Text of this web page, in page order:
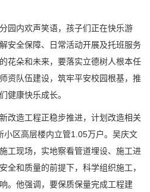
园内欢声笑语，孩子们正在快乐游
安全保障、日常活动开展及托班服务
花朵和未来，要落实立德树人根本任
资队伍建设，筑牢平安校园根基，推
健康快乐成长。
改造工程正稳步推进，计划改造相关
小区高层楼内立管1.05万户。吴庆文
工现场，实地察看管道埋设、施工进
全和质量的前提下，科学组织施工，
。他强调，要保质保量完成工程建